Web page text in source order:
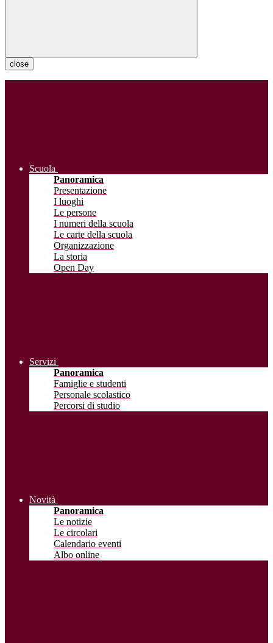
close
Scuola
Panoramica
Presentazione
I luoghi
Le persone
I numeri della scuola
Le carte della scuola
Organizzazione
La storia
Open Day
Servizi
Panoramica
Famiglie e studenti
Personale scolastico
Percorsi di studio
Novità
Panoramica
Le notizie
Le circolari
Calendario eventi
Albo online